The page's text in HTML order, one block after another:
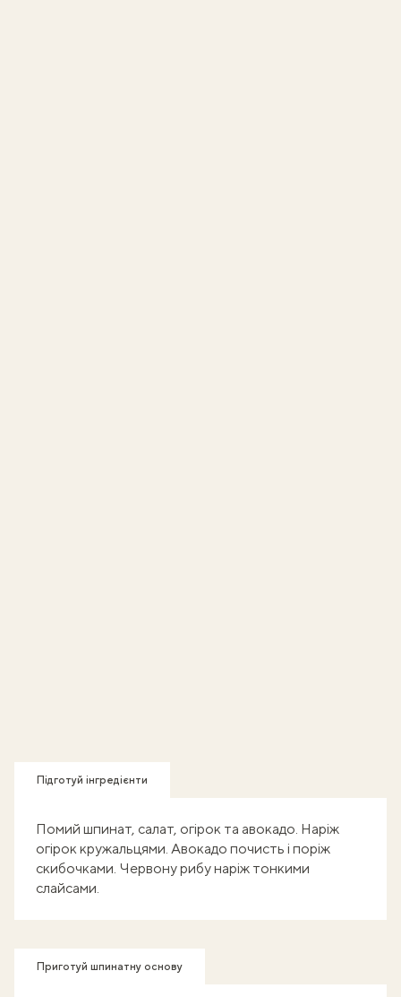
Підготуй інгредієнти
Помий шпинат, салат, огірок та авокадо. Наріж
огірок кружальцями. Авокадо почисть і поріж
скибочками. Червону рибу наріж тонкими
слайсами.
Приготуй шпинатну основу